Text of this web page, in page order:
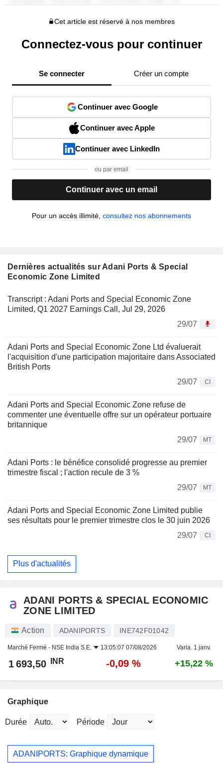
Cet article est réservé à nos membres
Connectez-vous pour continuer
Se connecter Créer un compte
Continuer avec Google
Continuer avec Apple
Continuer avec LinkedIn
ou par email
Continuer avec un email
Pour un accès illimité, consultez nos abonnements
Dernières actualités sur Adani Ports & Special
Economic Zone Limited
Transcript : Adani Ports and Special Economic Zone
Limited, Q1 2027 Earnings Call, Jul 29, 2026
29/07
Adani Ports and Special Economic Zone Ltd évaluerait
l'acquisition d'une participation majoritaire dans Associated
British Ports
29/07
CI
Adani Ports and Special Economic Zone refuse de
commenter une éventuelle offre sur un opérateur portuaire
britannique
29/07
MT
Adani Ports : le bénéfice consolidé progresse au premier
trimestre fiscal ; l'action recule de 3 %
29/07
MT
Adani Ports and Special Economic Zone Limited publie
ses résultats pour le premier trimestre clos le 30 juin 2026
29/07
CI
Plus d'actualités
ADANI PORTS & SPECIAL ECONOMIC
ZONE LIMITED
Action ADANIPORTS INE742F01042
Marché Fermé - NSE India S.E. 13:05:07 07/08/2026 Varia. 1 janv.
1 693,50 INR -0,09 % +15,22 %
Graphique
Durée Période
ADANIPORTS: Graphique dynamique